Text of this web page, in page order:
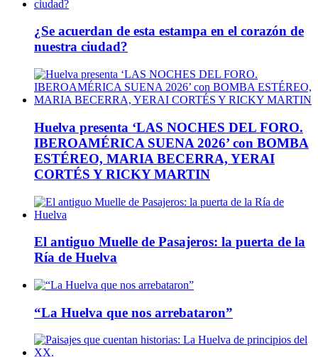
¿Se acuerdan de esta estampa en el corazón de
nuestra ciudad?
Huelva presenta ‘LAS NOCHES DEL FORO.
IBEROAMÉRICA SUENA 2026’ con BOMBA
ESTÉREO, MARIA BECERRA, YERAI
CORTÉS Y RICKY MARTIN
El antiguo Muelle de Pasajeros: la puerta de la
Ría de Huelva
“La Huelva que nos arrebataron”